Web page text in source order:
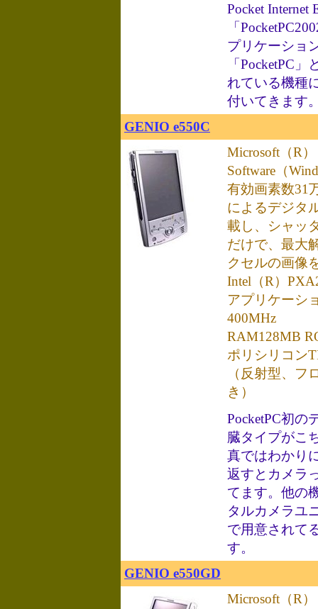
Pocket Internet
「
プリケーショ
「PocketPC
れている機種
付いてきます
GENIO e550C
Microsoft（R）
Software（
有効画素数31
によるデジタ
載し、シャッ
だけで、最大
クセルの画像
Intel（R）
アプリケーシ
400MHz
RAM128MB
ポリシリコン
（反射型、フ
き）
PocketPC初の
臓タイプがこ
真ではわかり
返すとカメラ
てます。他の
タルカメラユ
で用意されて
す。
GENIO e550GD
Microsoft（R）